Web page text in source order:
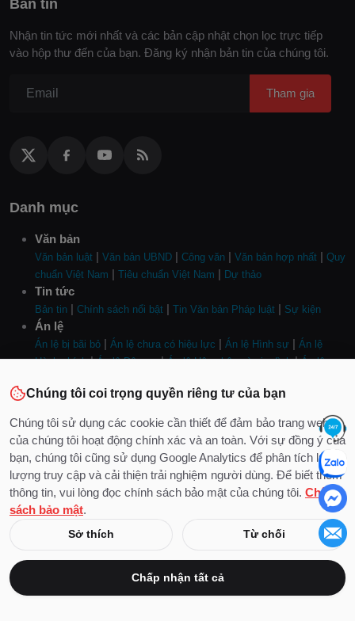
Bản tin
Nhận tin tức mới nhất và các bản cập nhật chọn lọc trực tiếp
vào hộp thư đến của bạn. Đăng ký nhận bản tin của chúng tôi.
Tham gia
Danh mục
Văn bản
Văn bản luật | Văn bản UBND | Công văn | Văn bản hợp nhất | Quy
chuẩn Việt Nam | Tiêu chuẩn Việt Nam | Dự thảo
Tin tức
Bản tin | Chính sách nổi bật | Tin Văn bản Pháp luật | Sự kiện
Án lệ
Án lệ bị bãi bỏ | Án lệ chưa có hiệu lực | Án lệ Hình sự | Án lệ
Hành chính|Án lệ Dân sự|Án lệ Hôn nhân và gia đình|Án lệ
án lệ
Dân sự | Nhà đất | | | | Việc làm|
Luật thuế | Sở hữu trí tuệ |
Cộng đồng
Diễn đàn | | Trắc nghiệm| Tiểu luận - Luận văn | Tuyển dụng
- Ứng viên
Biểu mẫu
Hợp đồng, giao dịch Mẫu thông báo|
Giấy chứng
|
Chúng tôi coi trọng quyền riêng tư của bạn
Chúng tôi sử dụng các cookie cần thiết để đảm bảo trang web
của chúng tôi hoạt động chính xác và an toàn. Với sự đồng ý của
bạn, chúng tôi cũng sử dụng Google Analytics để phân tích lưu
lượng truy cập và cải thiện trải nghiệm người dùng. Để biết thêm
thông tin, vui lòng đọc chính sách bảo mật của chúng tôi. Chính
sách bảo mật.
Sở thích Từ chối
Chấp nhận tất cả